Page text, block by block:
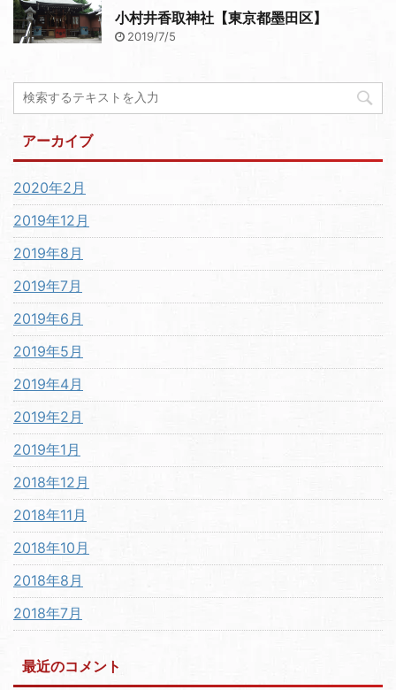
小村井香取神社【東京都墨田区】
2019/7/5
アーカイブ
2020年2月
2019年12月
2019年8月
2019年7月
2019年6月
2019年5月
2019年4月
2019年2月
2019年1月
2018年12月
2018年11月
2018年10月
2018年8月
2018年7月
最近のコメント